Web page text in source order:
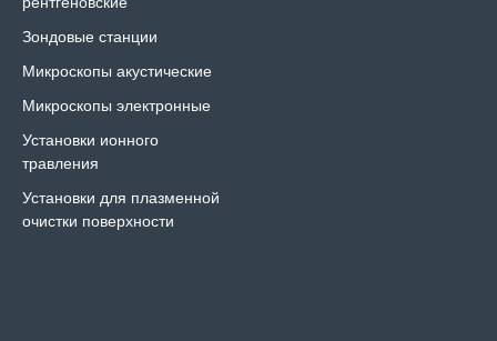
Зондовые станции
Микроскопы акустические
Микроскопы электронные
Установки ионного
травления
Установки для плазменной
очистки поверхности